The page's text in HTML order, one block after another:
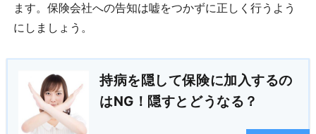
ます。保険会社への告知は嘘をつかずに正しく行うよう
にしましょう。
持病を隠して保険に加入するの
はNG！隠すとどうなる？